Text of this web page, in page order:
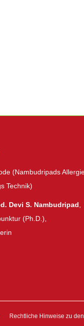
(Nambudripads
Technik)
Devi S. Nambudripad
(Ph.D.),
Rechtliche Hinweise zu